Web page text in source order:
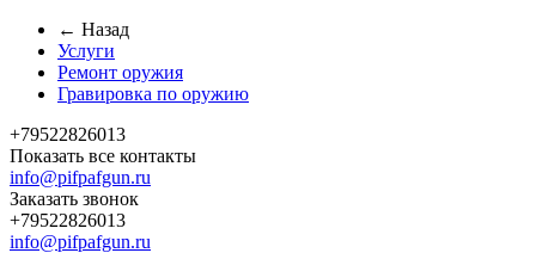
← Назад
Услуги
Ремонт оружия
Гравировка по оружию
+79522826013
Показать все контакты
info@pifpafgun.ru
Заказать звонок
+79522826013
info@pifpafgun.ru